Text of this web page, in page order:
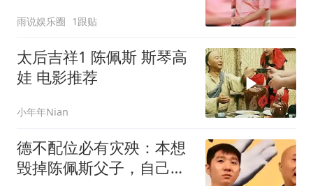
雨说娱乐圈 1跟贴
太后吉祥1 陈佩斯 斯琴高
娃 电影推荐
小年年Nian
德不配位必有灾殃：本想
毁掉陈佩斯父子，自己被